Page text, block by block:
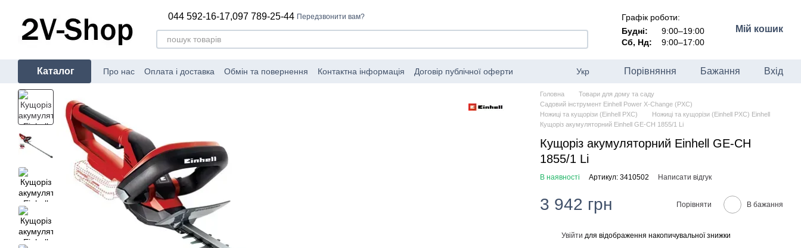
044 592-16-17,097 789-25-44 Передзвонити вам?
Графік роботи:
Будні:
9:00–19:00
Сб, Нд:
9:00–17:00
Мій кошик
Каталог Про нас Оплата і доставка Обмін та повернення Контактна інформація Договір публічної оферти Укр Порівняння Бажання Вхід
Головна
Товари для дому та саду
Садовий інструмент Einhell Power X-Change (PXC)
Ножиці та кущорізи (Einhell PXC)
Ножиці та кущорізи (Einhell PXC) Einhell
Кущоріз акумуляторний Einhell GE-CH 1855/1 Li
Кущоріз акумуляторний Einhell GE-CH
1855/1 Li
В наявності Артикул: 3410502 Написати відгук
3 942 грн Порівняти В бажання
Увійти для відображення накопичувальної знижки